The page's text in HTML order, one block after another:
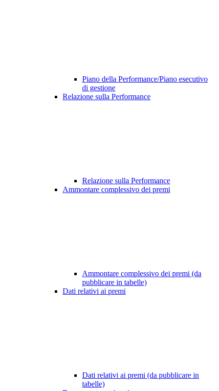
Piano della Performance/Piano esecutivo
di gestione
Relazione sulla Performance
Relazione sulla Performance
Ammontare complessivo dei premi
Ammontare complessivo dei premi (da
pubblicare in tabelle)
Dati relativi ai premi
Dati relativi ai premi (da pubblicare in
tabelle)